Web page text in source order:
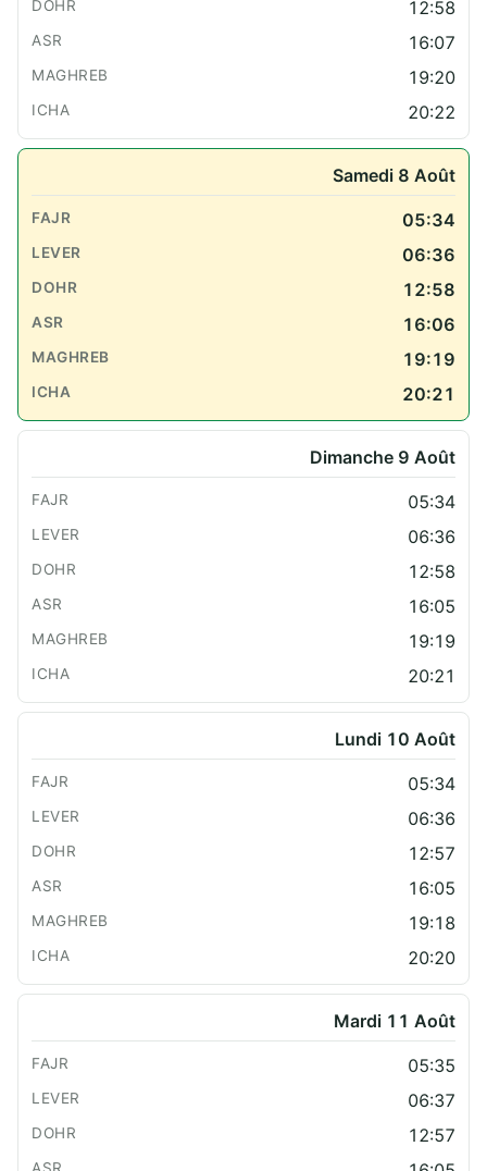
12:58
16:07
19:20
20:22
Samedi 8 Août
05:34
06:36
12:58
16:06
19:19
20:21
Dimanche 9 Août
05:34
06:36
12:58
16:05
19:19
20:21
Lundi 10 Août
05:34
06:36
12:57
16:05
19:18
20:20
Mardi 11 Août
05:35
06:37
12:57